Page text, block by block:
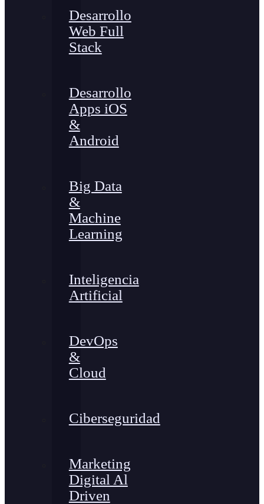
Desarrollo
Web Full
Stack
Desarrollo
Apps iOS
&
Android
Big Data
&
Machine
Learning
Inteligencia
Artificial
DevOps
&
Cloud
Ciberseguridad
Marketing
Digital Al
Driven